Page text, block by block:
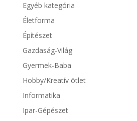
Egyéb kategória
Életforma
Építészet
Gazdaság-Világ
Gyermek-Baba
Hobby/Kreatív ötlet
Informatika
Ipar-Gépészet